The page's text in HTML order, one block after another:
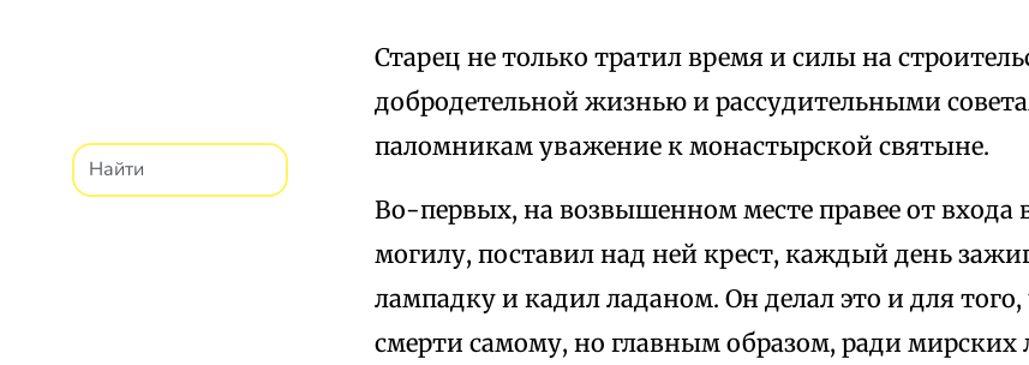
Старец не только тратил время и силы на
добродетельной жизнью и рассудительными
паломникам уважение к монастырской святыне.
Во-первых, на возвышенном месте правее от входа
могилу, поставил над ней крест, каждый день
лампадку и кадил ладаном. Он делал это и для
смерти самому, но главным образом, ради